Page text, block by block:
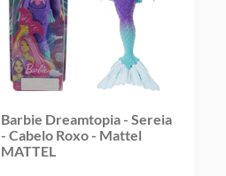
Barbie Dreamtopia - Sereia
- Cabelo Roxo - Mattel
MATTEL